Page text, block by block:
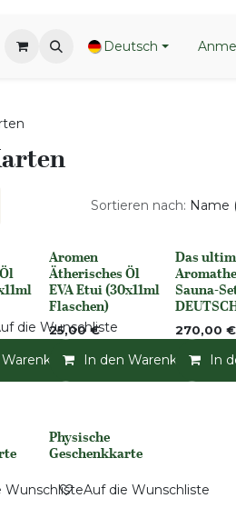
Deutsch
Sortieren nach: Name
die Wunschliste
Auf die
None
Aromen
Ätherisches Öl
EVA Etui (30x11ml
Flaschen)
25,00€
In den Warenkorb
None
Das
Sauna-
270,00 €
In
Wunschliste
None
Physische
Geschenkkarte
Auf die Wunschliste